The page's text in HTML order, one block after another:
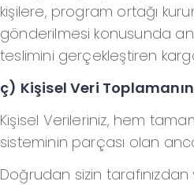
kişilere, program ortağı
gönderilmesi konusunda
teslimini gerçekleştiren
ç) Kişisel Veri
Kişisel Verileriniz, hem
sisteminin parçası olan
Doğrudan sizin